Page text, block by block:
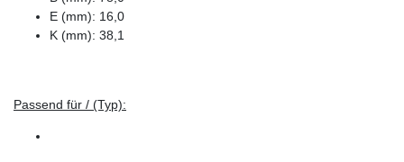
E (mm): 16,0
K (mm): 38,1
Passend für / (Typ):